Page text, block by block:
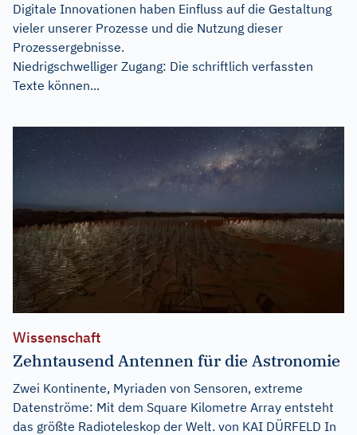
Digitale Innovationen haben Einfluss auf die Gestaltung
vieler unserer Prozesse und die Nutzung dieser
Prozessergebnisse.
Niedrigschwelliger Zugang: Die schriftlich verfassten
Texte können...
Wissenschaft
Zehntausend Antennen für die Astronomie
Zwei Kontinente, Myriaden von Sensoren, extreme
Datenströme: Mit dem Square Kilometre Array entsteht
das größte Radioteleskop der Welt. von KAI DÜRFELD In